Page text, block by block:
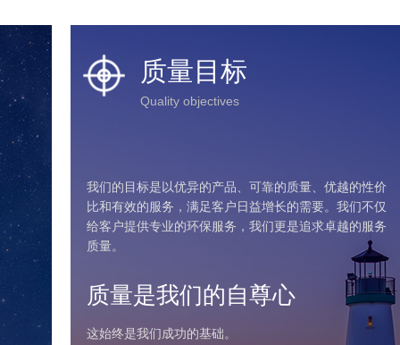
质量目标
Quality objectives
我们的目标是以优异的产品、可靠的质量、优越的性价
比和有效的服务，满足客户日益增长的需要。我们不仅
给客户提供专业的环保服务，我们更是追求卓越的服务
质量。
质量是我们的自尊心
这始终是我们成功的基础。